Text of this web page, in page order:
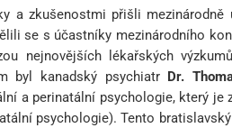
a zkušenostmi přišli
se s účastníky mezinárodního
nejnovějších lékařských
byl kanadský psychiatr Dr.
a perinatální psychologie, který
psychologie). Tento